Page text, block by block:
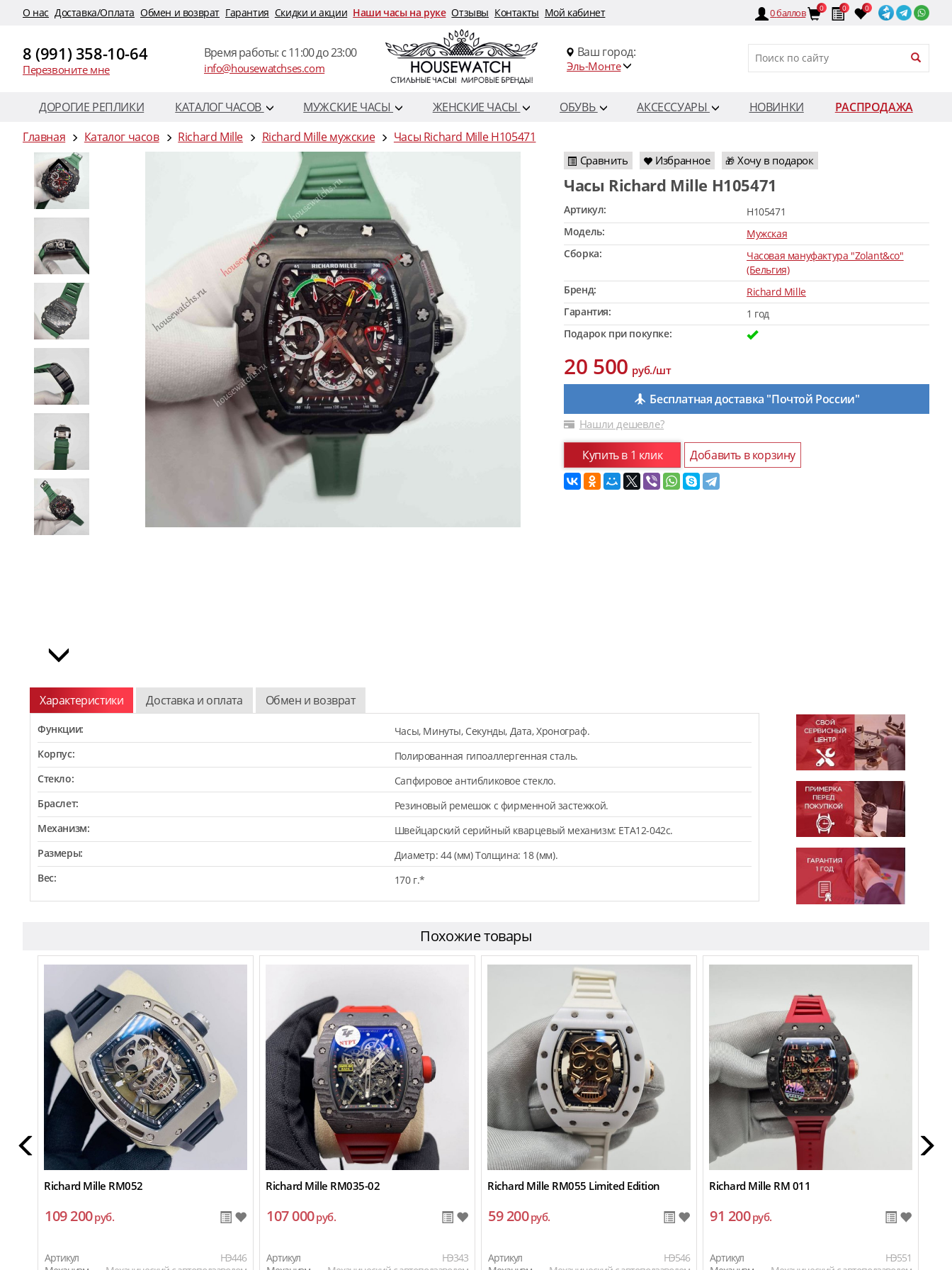
O нас Доставка/Оплата Обмен и возврат Гарантия Скидки и акции Наши часы на руке Отзывы Контакты Мой кабинет 0баллов 0 0 0
8 (991) 358-10-64
Перезвоните мне
Время работы: c 11:00 до 23:00
info@housewatchses.com
Ваш город:
Эль-Монте
ДОРОГИЕ РЕПЛИКИ КАТАЛОГ ЧАСОВ МУЖСКИЕ ЧАСЫ ЖЕНСКИЕ ЧАСЫ ОБУВЬ АКСЕССУАРЫ НОВИНКИ
РАСПРОДАЖА
Главная
Каталог часов Richard Mille Richard Mille мужские Часы Richard Mille H105471
Сравнить Избранное 🎁 Хочу в подарок
Часы Richard Mille H105471
Артикул:
H105471
Модель:
Мужская
Сборка:
Часовая мануфактура "Zolant&co"
(Бельгия)
Бренд:
Richard Mille
Гарантия:
1 год
Подарок при покупке:
20 500руб./шт
Бесплатная доставка "Почтой России"
Нашли дешевле?
Купить в 1 клик Добавить в корзину
Характеристики Доставка и оплата Обмен и возврат
Функции:
Часы, Минуты, Секунды, Дата, Хронограф.
Корпус:
Полированная гипоаллергенная сталь.
Стекло:
Сапфировое антибликовое стекло.
Браслет:
Резиновый ремешок с фирменной застежкой.
Механизм:
Швейцарский серийный кварцевый механизм: ETA12-042c.
Размеры:
Диаметр: 44 (мм) Толщина: 18 (мм).
Вес:
170 г.*
Похожие товары
Richard Mille RM052
109 200руб.
Артикул
HЭ446
Richard Mille RM035-02
107 000руб.
Артикул
HЭ343
Richard Mille RM055 Limited Edition
59 200руб.
Артикул
HЭ546
Richard Mille RM 011
91 200руб.
Артикул
HЭ551